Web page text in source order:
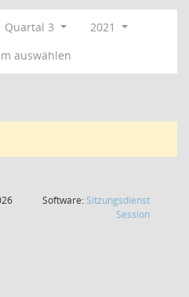
Quartal 3
2021
auswählen
Software: Sitzungsdienst
Session(Wird in